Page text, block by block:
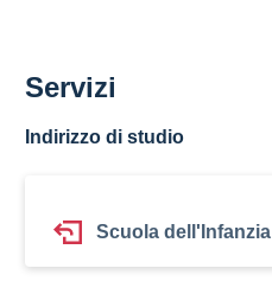
Servizi
Indirizzo di studio
Scuola dell'Infanzia